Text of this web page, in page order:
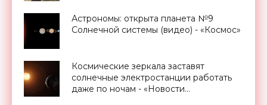
Астрономы: открыта планета №9
Солнечной системы (видео) - «Космос»
Космические зеркала заставят
солнечные электростанции работать
даже по ночам - «Новости